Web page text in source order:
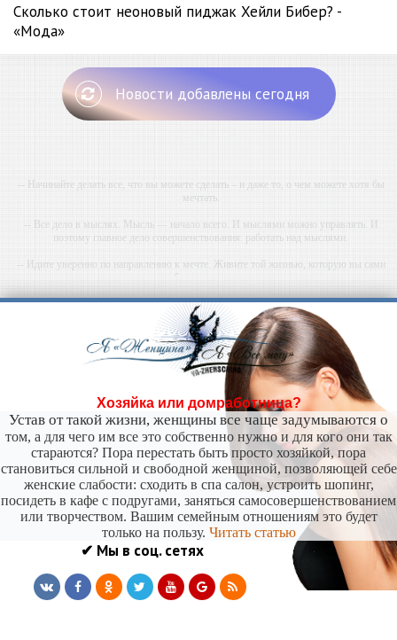
Сколько стоит неоновый пиджак Хейли Бибер? -
«Мода»
Новости добавлены сегодня
-- Начинайте делать все, что вы можете сделать – и даже то, о чем можете хотя бы
мечтать.
-- Все дело в мыслях. Мысль — начало всего. И мыслями можно управлять. И
поэтому главное дело совершенствования: работать над мыслями.
-- Идите уверенно по направлению к мечте. Живите той жизнью, которую вы сами
-- Самое большое богатство — это ум. Самая большая нищета — глупость. Из всех
страхов самый пугающий — самолюбование.
-- Лучшее, что можно сделать с хорошим советом, это пропустить его мимо ушей. Он
никогда не бывает полезен никому, кроме того, кто его дал.
-- Люблю давать советы и очень не люблю, когда их дают мне.
Хозяйка или домработница?
Устав от такой жизни, женщины все чаще задумываются о
том, а для чего им все это собственно нужно и для кого они так
стараются? Пора перестать быть просто хозяйкой, пора
становиться сильной и свободной женщиной, позволяющей себе
женские слабости: сходить в спа салон, устроить шопинг,
посидеть в кафе с подругами, заняться самосовершенствованием
или творчеством. Вашим семейным отношениям это будет
только на пользу. Читать статью
✔ Мы в соц. сетях